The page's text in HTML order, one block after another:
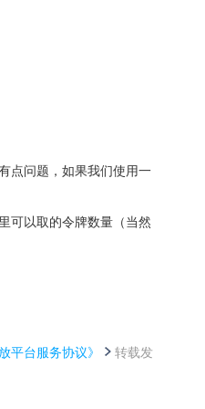
点问题，如果我们使用一
可以取的令牌数量（当然
平台服务协议》
转载发